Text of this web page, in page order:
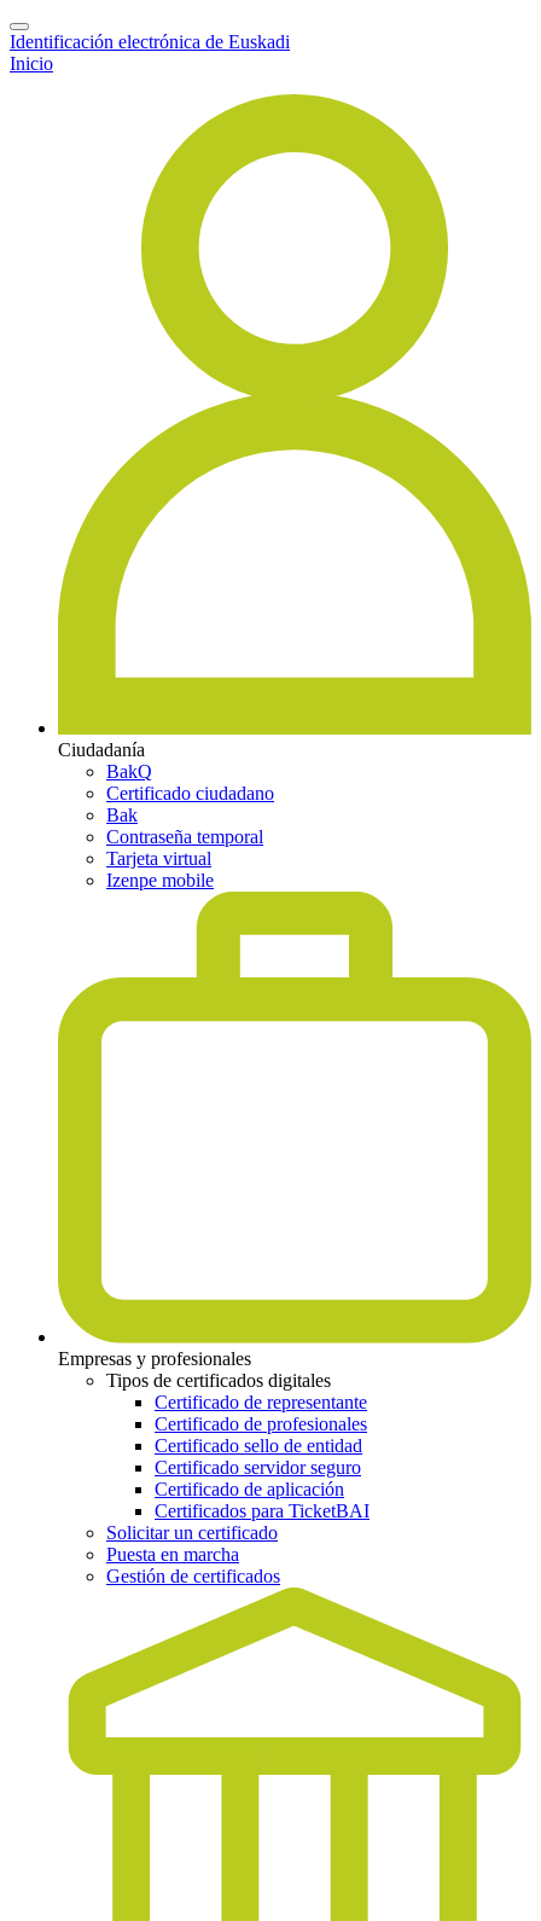
Identificación electrónica de Euskadi
Inicio
Ciudadanía
BakQ
Certificado ciudadano
Bak
Contraseña temporal
Tarjeta virtual
Izenpe mobile
Empresas y profesionales
Tipos de certificados digitales
Certificado de representante
Certificado de profesionales
Certificado sello de entidad
Certificado servidor seguro
Certificado de aplicación
Certificados para TicketBAI
Solicitar un certificado
Puesta en marcha
Gestión de certificados